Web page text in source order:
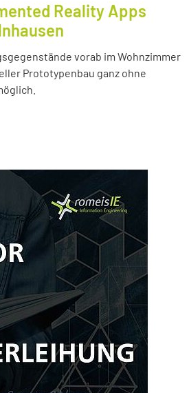
Reality Apps
vorab im Wohnzimmer
Prototypenbau ganz ohne